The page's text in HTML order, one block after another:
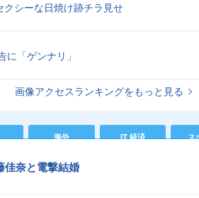
クシーな日焼け跡チラ見せ
に「ゲンナリ」
画像アクセスランキングをもっと見る
海外 IT 経済 ス
佳奈と電撃結婚